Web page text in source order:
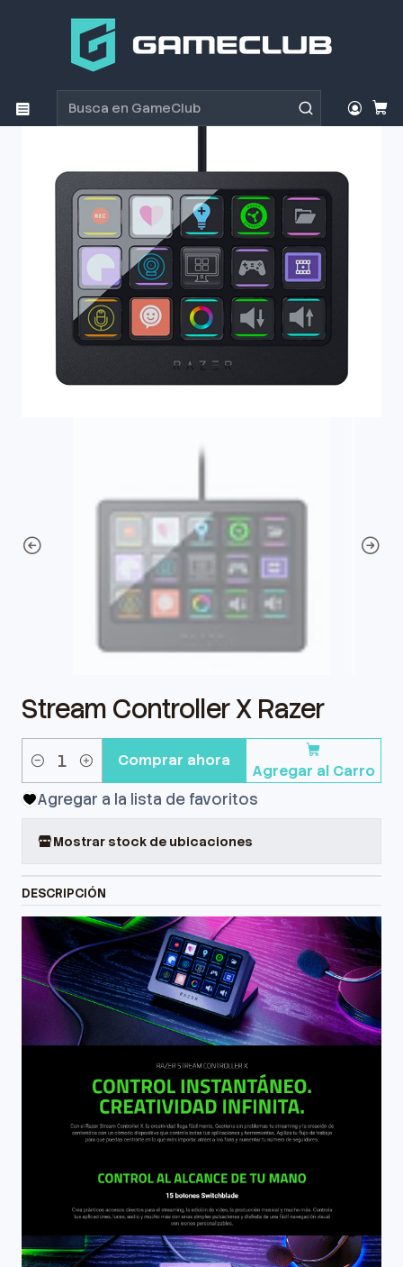
Productos
Stream Controller X Razer
Stream Controller X Razer
Cantidad Agregar al Carro
Comprar ahora
Agregar a la lista de favoritos
Mostrar stock de ubicaciones
DESCRIPCIÓN